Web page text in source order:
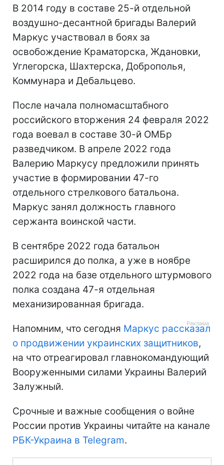
В 2014 году в составе 25-й отдельной
воздушно-десантной бригады Валерий
Маркус участвовал в боях за
освобождение Краматорска, Ждановки,
Углегорска, Шахтерска, Доброполья,
Коммунара и Дебальцево.
После начала полномасштабного
российского вторжения 24 февраля 2022
года воевал в составе 30-й ОМБр
разведчиком. В апреле 2022 года
Валерию Маркусу предложили принять
участие в формировании 47-го
отдельного стрелкового батальона.
Маркус занял должность главного
сержанта воинской части.
В сентябре 2022 года батальон
расширился до полка, а уже в ноябре
2022 года на базе отдельного штурмового
полка создана 47-я отдельная
механизированная бригада.
Напомним, что сегодня Маркус рассказал
о продвижении украинских защитников,
на что отреагировал главнокомандующий
Вооруженными силами Украины Валерий
Залужный.
Срочные и важные сообщения о войне
России против Украины читайте на канале
РБК-Украина в Telegram.